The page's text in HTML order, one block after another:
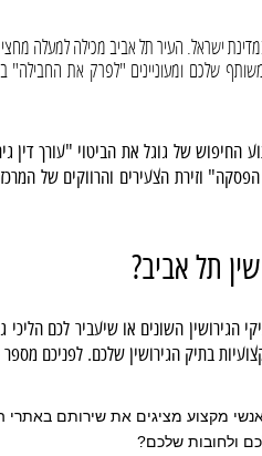
ישראל. העיר תל אביב מכילה למעלה
שלכם ומעוניינים "לפרק את החבילה"
החיפוש של גוגל את הביטוי "עורך דין
וזירת הצעירים והרווקים של
תל אביב?
השונים או שיעביר לכם הליכי
בתיק הגירושין שלכם. לפניכם
אנשי מקצוע מציגים את שירותם
ולחובות שלכם?